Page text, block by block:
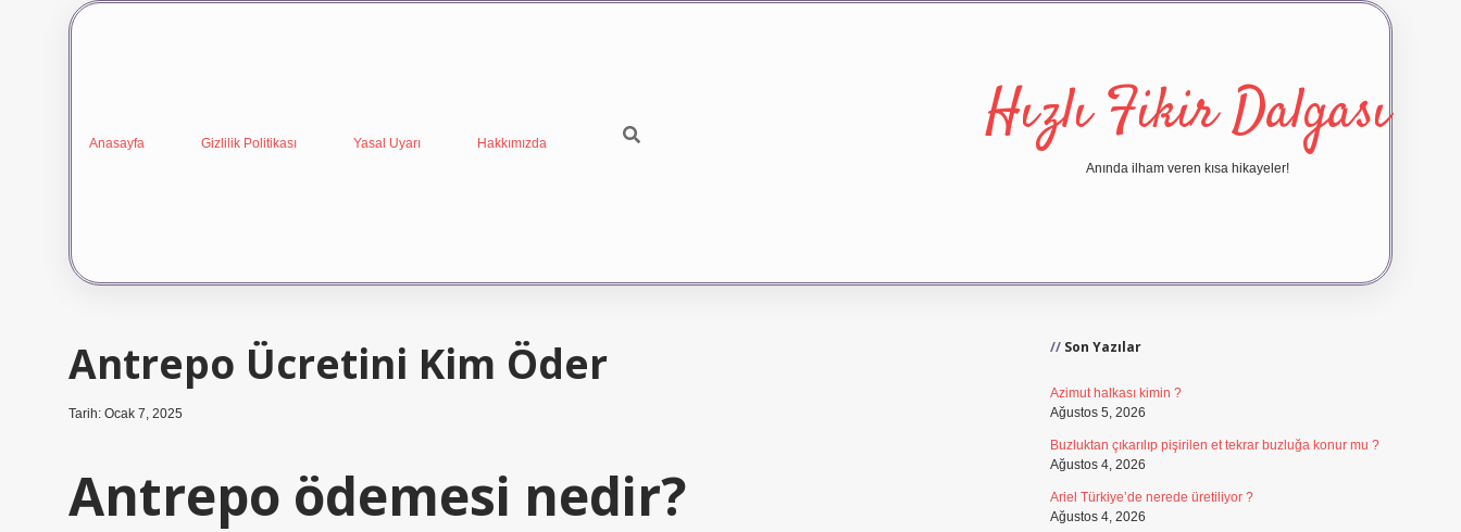
Anasayfa Gizlilik Politikası Yasal Uyarı Hakkımızda Hızlı Fikir Dalgası
Anında ilham veren kısa hikayeler!
Antrepo Ücretini Kim Öder
Tarih: Ocak 7, 2025
Antrepo ödemesi nedir?
Son Yazılar
Azimut halkası kimin ?
Ağustos 5, 2026
Buzluktan çıkarılıp pişirilen et tekrar buzluğa konur mu ?
Ağustos 4, 2026
Ariel Türkiye’de nerede üretiliyor ?
Ağustos 4, 2026